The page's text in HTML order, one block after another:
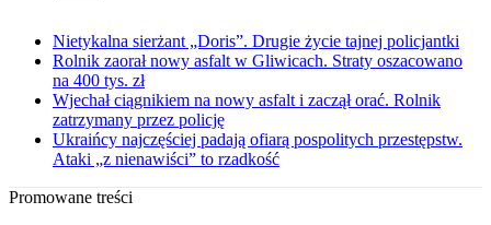
Nietykalna sierżant „Doris”. Drugie życie tajnej policjantki
Rolnik zaorał nowy asfalt w Gliwicach. Straty oszacowano
na 400 tys. zł
Wjechał ciągnikiem na nowy asfalt i zaczął orać. Rolnik
zatrzymany przez policję
Ukraińcy najczęściej padają ofiarą pospolitych przestępstw.
Ataki „z nienawiści” to rzadkość
Promowane treści